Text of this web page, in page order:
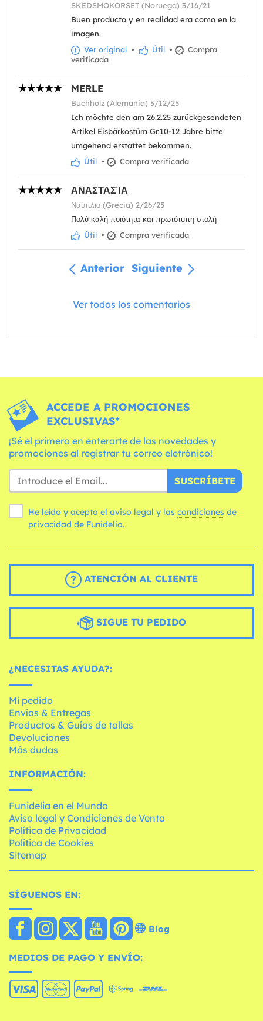
SKEDSMOKORSET (Noruega) 3/16/21
Buen producto y en realidad era como en la
imagen.
Ver original • Útil •
Compra
verificada
MERLE
Buchholz (Alemania) 3/12/25
Ich möchte den am 26.2.25 zurückgesendeten
Artikel Eisbärkostüm Gr.10-12 Jahre bitte
umgehend erstattet bekommen.
Útil • Compra verificada
ΑΝΑΣΤΑΣΊΑ
Ναύπλιο (Grecia) 2/26/25
Πολύ καλή ποιότητα και πρωτότυπη στολή
Útil • Compra verificada
Anterior Siguiente
Ver todos los comentarios
ACCEDE A PROMOCIONES
EXCLUSIVAS*
¡Sé el primero en enterarte de las novedades y
promociones al registrar tu correo eletrónico!
SUSCRÍBETE
He leído y acepto el aviso legal y las condiciones
privacidad de Funidelia.
ATENCIÓN AL CLIENTE
SIGUE TU PEDIDO
¿NECESITAS AYUDA?:
Mi pedido
Envíos & Entregas
Productos & Guías de tallas
Devoluciones
Más dudas
INFORMACIÓN:
Funidelia en el Mundo
Aviso legal y Condiciones de Venta
Política de Privacidad
Política de Cookies
Sitemap
SÍGUENOS EN:
Blog
MEDIOS DE PAGO Y ENVÍO: